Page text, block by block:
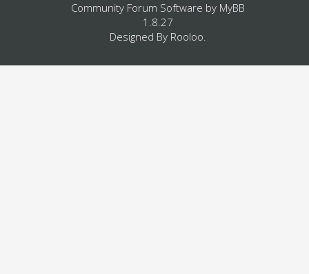
Community Forum Software by MyBB
1.8.27
Designed By Rooloo.